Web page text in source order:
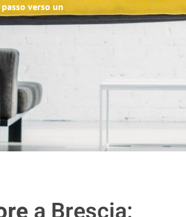
verso un